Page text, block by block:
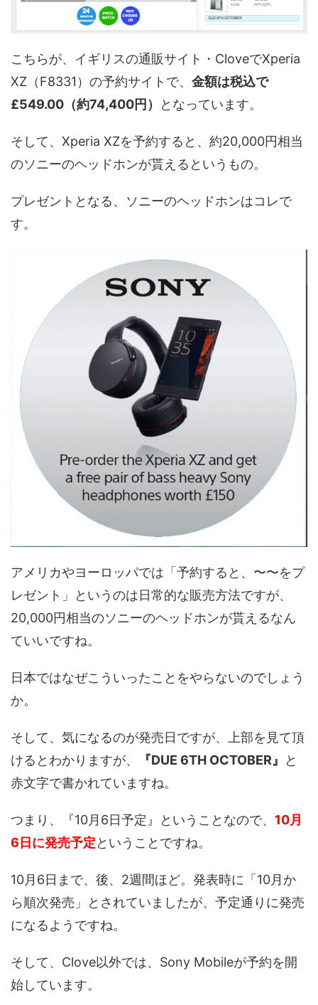
こちらが、イギリスの通販サイト・CloveでXperia
XZ（F8331）の予約サイトで、 金額は税込で
£549.00（約74,400円）
となっています。
そして、Xperia XZを予約すると、約20,000円相当
のソニーのヘッドホンが貰えるというもの。
プレゼントとなる、ソニーのヘッドホンはコレで
す。
アメリカやヨーロッパでは「予約すると、〜〜をプ
レゼント」というのは日常的な販売方法ですが、
20,000円相当のソニーのヘッドホンが貰えるなん
ていいですね。
日本ではなぜこういったことをやらないのでしょう
か。
そして、気になるのが発売日ですが、上部を見て頂
けるとわかりますが、
『DUE 6TH OCTOBER』
と
赤文字で書かれていますね。
つまり、『10月6日予定』ということなので、 10月
6日に発売予定ということですね。
10月6日まで、後、2週間ほど。発表時に「10月か
ら順次発売」とされていましたが、予定通りに発売
になるようですね。
そして、Clove以外では、Sony Mobileが予約を開
始しています。